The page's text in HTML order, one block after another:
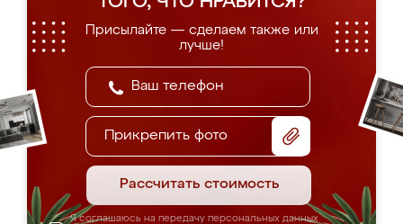
Присылайте — сделаем также или
лучше!
Прикрепить фото
Рассчитать стоимость
Я соглашаюсь на передачу персональных данных